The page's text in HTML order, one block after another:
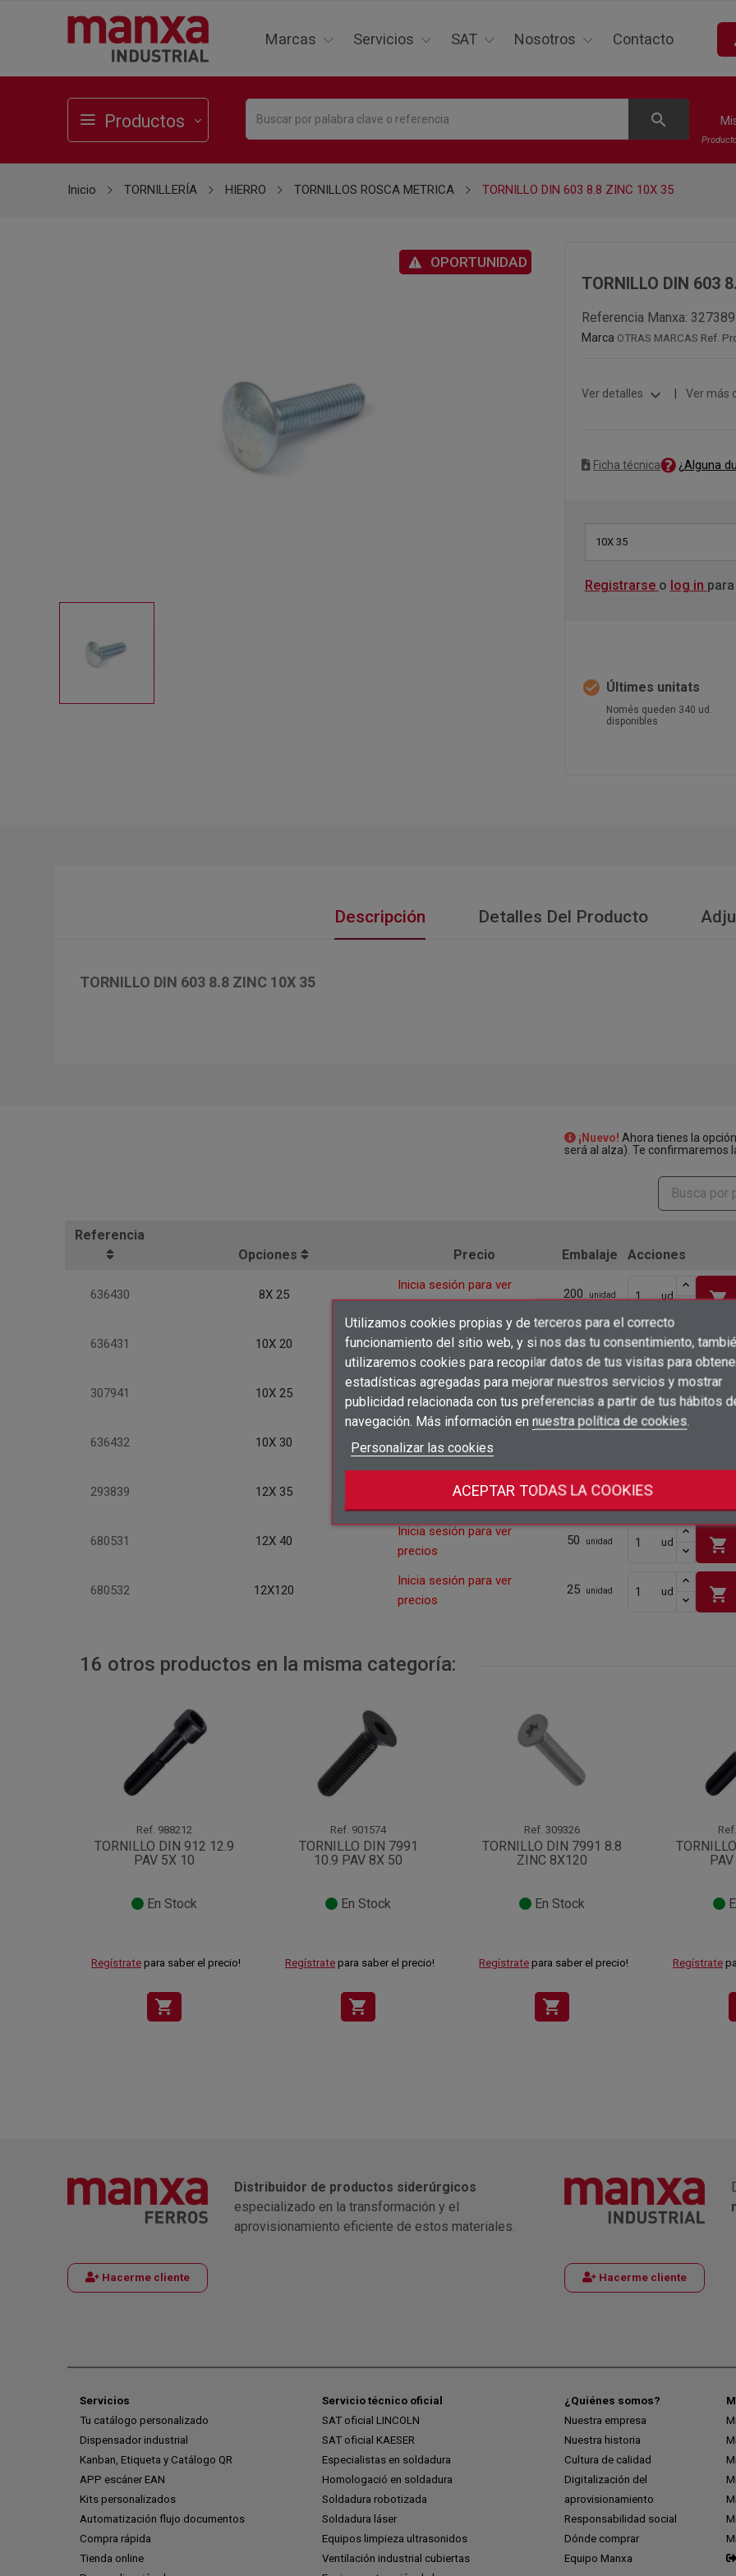
Añadir a la lista de deseos×
add_circle_outline
Crear lista de deseos ×
Nombre de la lista de deseos
Crear lista de deseos
Iniciar sesión ×
Debe iniciar sesión para guardar productos en su lista de deseos.
Marcas Servicios SAT Nosotros Contacto
Productos search
Utilizamos cookies propias y de terceros para el correcto
funcionamiento del sitio web, y si nos das tu consentimiento,
utilizaremos cookies para recopilar datos de tus visitas para
estadísticas agregadas para mejorar nuestros servicios y mostrar
publicidad relacionada con tus preferencias a partir de tus hábitos
navegación. Más información en nuestra política de cookies.
Personalizar las cookies
ACEPTAR TODAS LA COOKIES
Inicio TORNILLERÍA HIERRO TORNILLOS ROSCA METRICA TORNILLO DIN 603 8.8 ZINC 10X 35
OPORTUNIDAD
TORNILLO DIN 603
Referencia Manxa: 327389
Marca OTRAS MARCAS Ref.
Ver detalles expand_more Ver más
Ficha técnica ¿Alguna
10X 35
Registrarse o log in
check_circle Últimes unitats
Només queden 340 ud.
disponibles
Descripción Detalles Del Producto
TORNILLO DIN 603 8.8 ZINC 10X 35
¡Nuevo! Ahora tienes la
será al alza). Te confirmaremos
Referencia
Opciones
Precio Embalaje Acciones
636430 8X 25
Inicia sesión para ver
precios
200 unidad ud shopping_cart
636431 10X 20
Inicia sesión para ver
100 unidad ud shopping_cart
307941 10X 25
Inicia sesión para ver
precios
100 shopping_cart
636432 10X 30
precios
293839 12X 35
Inicia sesión para ver
50 unidad
680531 12X 40
Inicia sesión para ver
precios
50 unidad ud shopping_cart
680532 12X120
Inicia sesión para ver
precios
25 unidad ud shopping_cart
16 otros productos en la misma categoría:
Ref. 988212
TORNILLO DIN 912 12.9
PAV 5X 10
En Stock
Regístrate para saber el precio!
shopping_cart
Ref. 901574
TORNILLO DIN 7991
10.9 PAV 8X 50
En Stock
Regístrate para saber el precio!
shopping_cart
Ref. 309326
TORNILLO DIN 7991 8.8
ZINC 8X120
En Stock
Regístrate para saber el precio!
shopping_cart
Ref.
Regístrate
Hacerme cliente
Distribuidor de productos siderúrgicos
especializado en la transformación y el
aprovisionamiento eficiente de estos materiales.
Hacerme cliente
Servicios
Tu catálogo personalizado
Dispensador industrial
Kanban, Etiqueta y Catálogo QR
APP escáner EAN
Kits personalizados
Automatización flujo documentos
Compra rápida
Tienda online
Servicio técnico oficial
SAT oficial LINCOLN
SAT oficial KAESER
Especialistas en soldadura
Homologació en soldadura
Soldadura robotizada
Soldadura láser
Equipos limpieza ultrasonidos
Ventilación industrial cubiertas
¿Quiénes somos?
Nuestra empresa
Nuestra historia
Cultura de calidad
Digitalización del
aprovisionamiento
Responsabilidad social
Dónde comprar
Equipo Manxa